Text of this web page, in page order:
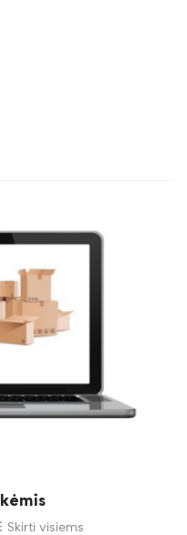
Skirti visiems